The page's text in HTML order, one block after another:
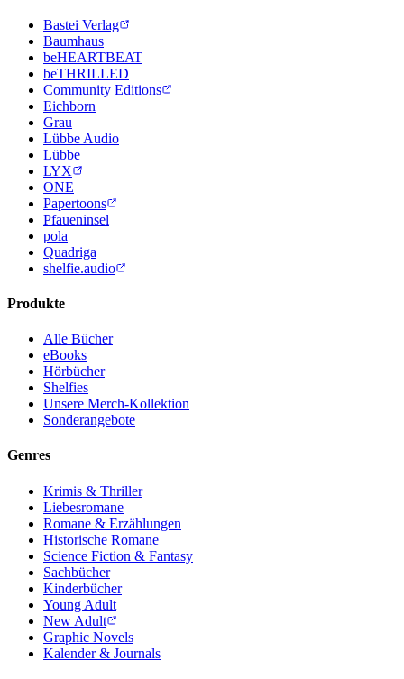
Bastei Verlag
Baumhaus
beHEARTBEAT
beTHRILLED
Community Editions
Eichborn
Grau
Lübbe Audio
Lübbe
LYX
ONE
Papertoons
Pfaueninsel
pola
Quadriga
shelfie.audio
Produkte
Alle Bücher
eBooks
Hörbücher
Shelfies
Unsere Merch-Kollektion
Sonderangebote
Genres
Krimis & Thriller
Liebesromane
Romane & Erzählungen
Historische Romane
Science Fiction & Fantasy
Sachbücher
Kinderbücher
Young Adult
New Adult
Graphic Novels
Kalender & Journals